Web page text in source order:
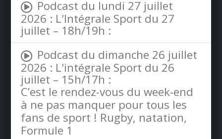
Podcast du lundi 27 juillet
2026 : L'Intégrale Sport du 27
juillet – 18h/19h :
Podcast du dimanche 26 juillet
2026 : L'intégrale Sport du 26
juillet – 15h/17h :
C’est le rendez-vous du week-end
à ne pas manquer pour tous les
fans de sport ! Rugby, natation,
Formule 1